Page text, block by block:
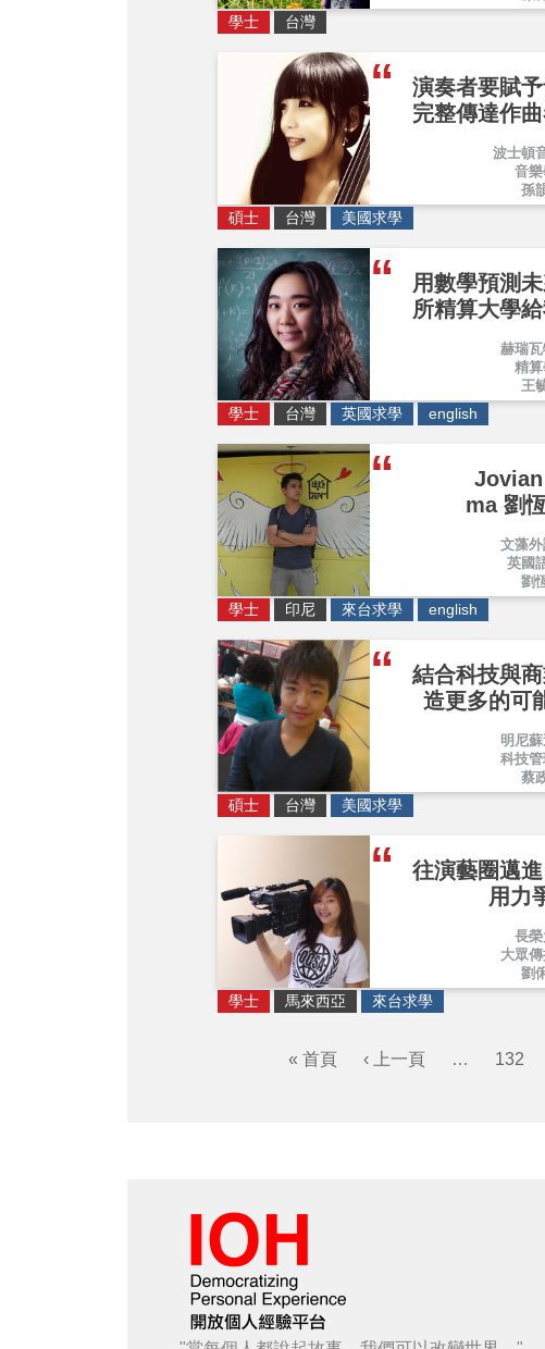
學士 台灣
演奏者要賦
完整傳達作曲
波士頓
音
孫
碩士 台灣 美國求學
用數學預測
所精算大學給
赫瑞
精
王
學士 台灣 英國求學 english
ma 劉
文藻
英國
劉
學士 印尼 來台求學 english
結合科技與
造更多的可
明尼
科技
蔡
碩士 台灣 美國求學
往演藝圈邁
用力
長
大眾
劉
學士 馬來西亞 來台求學
« 首頁 ‹ 上一頁 … 132